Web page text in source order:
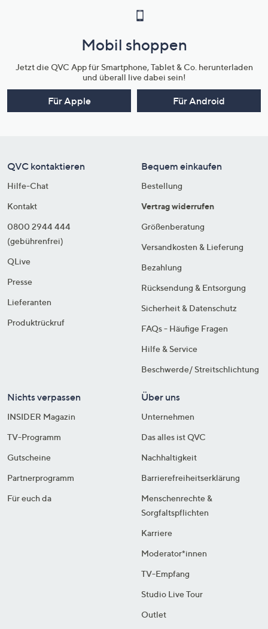
Mobil shoppen
Jetzt die QVC App für Smartphone, Tablet & Co. herunterladen
und überall live dabei sein!
Für Apple Für Android
QVC kontaktieren
Hilfe-Chat
Kontakt
0800 2944 444
(gebührenfrei)
QLive
Presse
Lieferanten
Produktrückruf
Bequem einkaufen
Bestellung
Vertrag widerrufen
Größenberatung
Versandkosten & Lieferung
Bezahlung
Rücksendung & Entsorgung
Sicherheit & Datenschutz
FAQs - Häufige Fragen
Hilfe & Service
Beschwerde/ Streitschlichtung
Nichts verpassen
INSIDER Magazin
TV-Programm
Gutscheine
Partnerprogramm
Für euch da
Über uns
Unternehmen
Das alles ist QVC
Nachhaltigkeit
Barrierefreiheitserklärung
Menschenrechte &
Sorgfaltspflichten
Karriere
Moderator*innen
TV-Empfang
Studio Live Tour
Outlet